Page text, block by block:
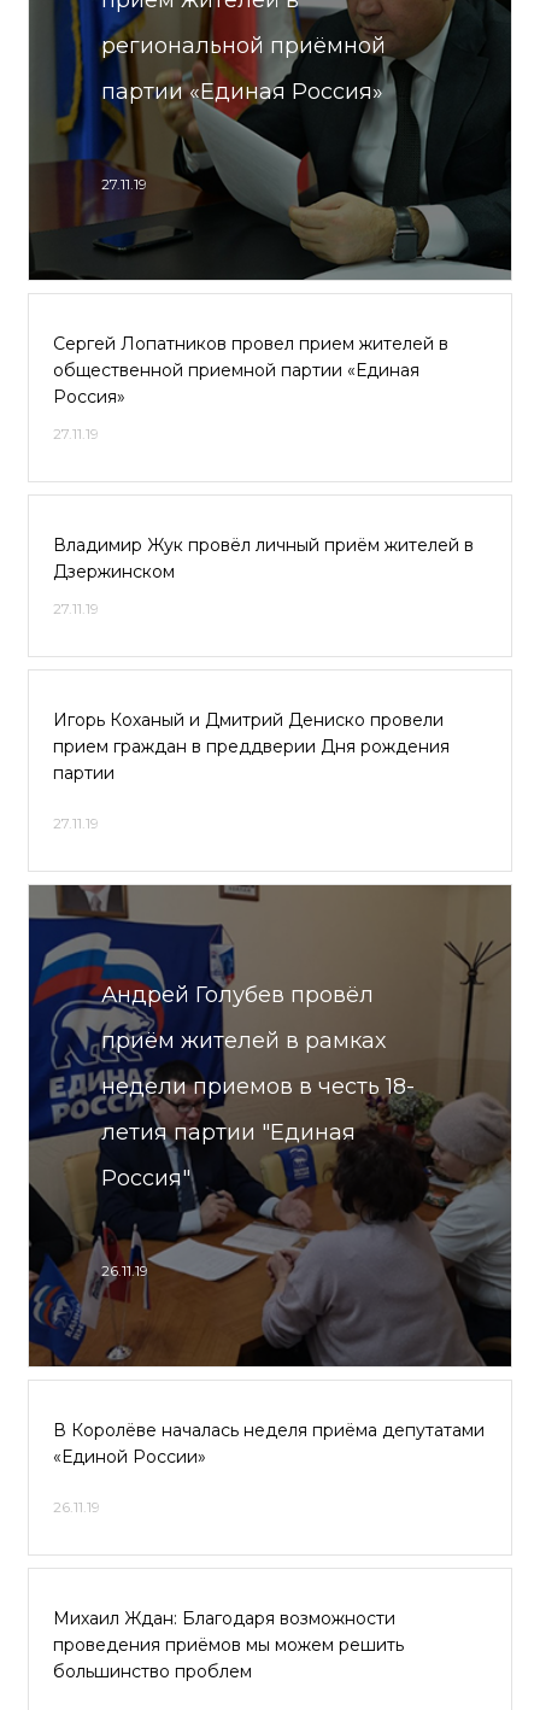
региональной приёмной
партии «Единая Россия»
27.11.19
Сергей Лопатников провел прием жителей в
общественной приемной партии «Единая
Россия»
27.11.19
Владимир Жук провёл личный приём жителей в
Дзержинском
27.11.19
Игорь Коханый и Дмитрий Дениско провели
прием граждан в преддверии Дня рождения
партии
27.11.19
Андрей Голубев провёл
приём жителей в рамках
недели приемов в честь 18-
летия партии "Единая
Россия"
26.11.19
В Королёве началась неделя приёма депутатами
«Единой России»
26.11.19
Михаил Ждан: Благодаря возможности
проведения приёмов мы можем решить
большинство проблем